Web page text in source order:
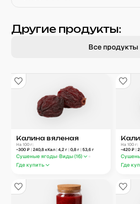
Другие продукты:
Все продукты
Калина вяленая
На 100 г:
~300 ₽| 240,8 кКал| 4,2 г| 0,8 г| 53,6 г
Сушеные ягоды Виды (16)
Где купить
На 100 г:
~420 ₽ |
Где